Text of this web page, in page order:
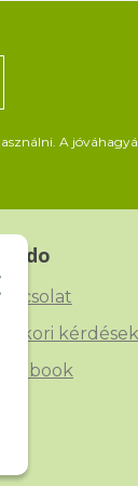
A
Beado
kérdések